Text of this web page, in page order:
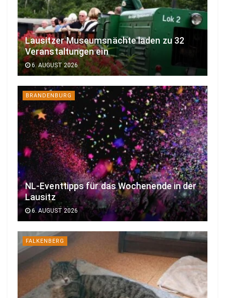
Lausitzer Museumsnächte laden zu 32
Veranstaltungen ein
6. AUGUST 2026
BRANDENBURG
NL-Eventtipps für das Wochenende in der
Lausitz
6. AUGUST 2026
FALKENBERG